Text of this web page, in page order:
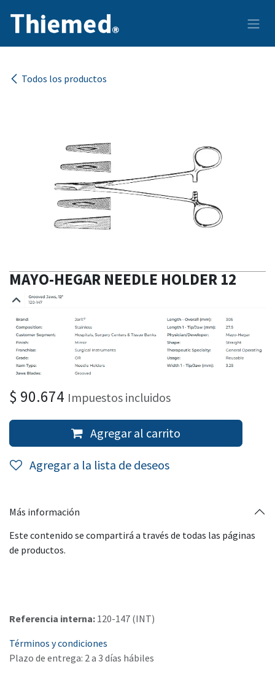
Todos los productos
MAYO-HEGAR NEEDLE HOLDER 12
$ 90.674 Impuestos incluidos
Agregar al carrito
Agregar a la lista de deseos
Más información
Este contenido se compartirá a través de todas las páginas
de productos.
Referencia interna: 120-147 (INT)
Términos y condiciones
Plazo de entrega: 2 a 3 días hábiles